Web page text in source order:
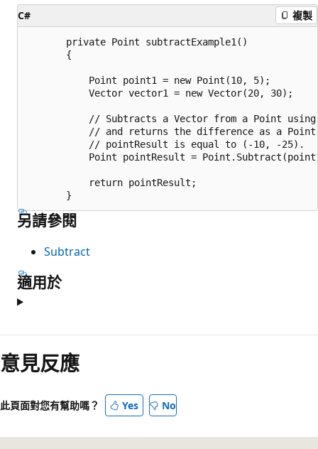
C# 複製
       private Point subtractExample1()
       {
           Point point1 = new Point(10, 5);
           Vector vector1 = new Vector(20, 30);
// Subtracts a Vector from a Point
// and returns the difference as a
           // pointResult is equal to (-10, -25).
Point pointResult =
           return pointResult;
另請參閱
Subtract
適用於
閱
讀
模
已
意見反應
此頁面對您有幫助嗎？ Yes No